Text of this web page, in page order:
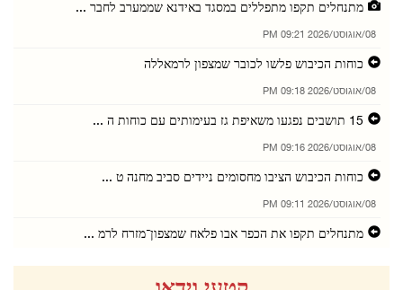
מתנחלים תקפו מתפללים במסגד באידנא שממערב לחבר ...
08/אוגוסט/2026 09:21 PM
כוחות הכיבוש פלשו לכובר שמצפון לרמאללה
08/אוגוסט/2026 09:18 PM
15 תושבים נפגעו משאיפת גז בעימותים עם כוחות ה ...
08/אוגוסט/2026 09:16 PM
כוחות הכיבוש הציבו מחסומים ניידים סביב מחנה ט ...
08/אוגוסט/2026 09:11 PM
מתנחלים תקפו את הכפר אבו פלאח שמצפון־מזרח לרמ ...